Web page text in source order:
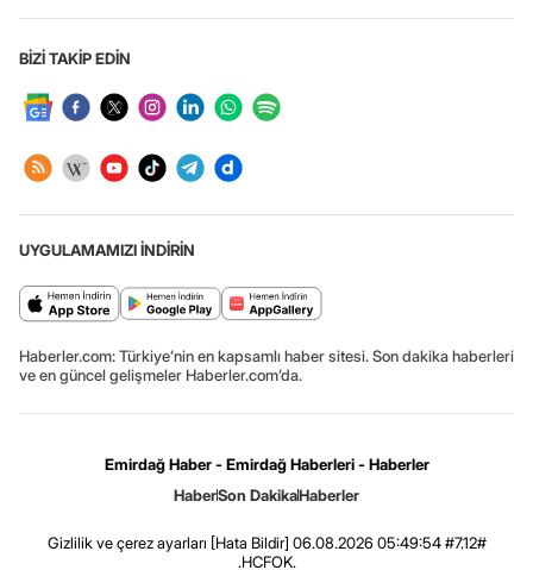
BİZİ TAKİP EDİN
UYGULAMAMIZI İNDİRİN
Haberler.com: Türkiye’nin en kapsamlı haber sitesi. Son dakika haberleri
ve en güncel gelişmeler Haberler.com’da.
Emirdağ Haber - Emirdağ Haberleri - Haberler
HaberSon DakikaHaberler
Gizlilik ve çerez ayarları [Hata Bildir] 06.08.2026 05:49:54 #7.12#
.HCFOK.